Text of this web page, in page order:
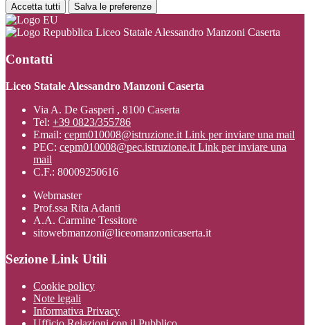
Accetta tutti Salva le preferenze
Liceo Statale Alessandro Manzoni Caserta
Contatti
Liceo Statale Alessandro Manzoni Caserta
Via A. De Gasperi , 8100 Caserta
Tel: +39 0823/355786
Email: cepm010008@istruzione.it Link per inviare una mail
PEC: cepm010008@pec.istruzione.it Link per inviare una
mail
C.F.: 80009250616
Webmaster
Prof.ssa Rita Adanti
A.A. Carmine Tessitore
sitowebmanzoni@liceomanzonicaserta.it
Sezione Link Utili
Cookie policy
Note legali
Informativa Privacy